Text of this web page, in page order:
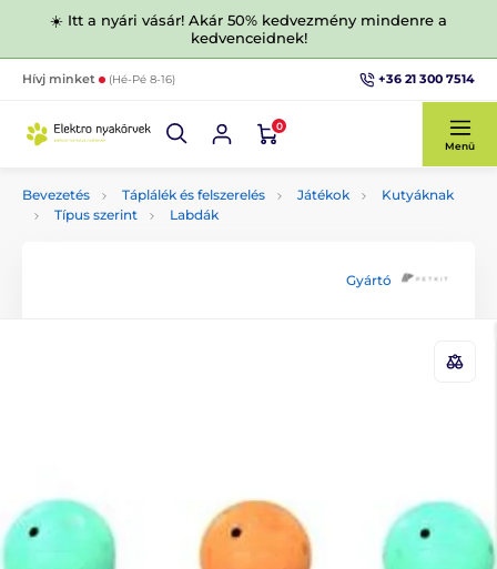
☀️ Itt a nyári vásár! Akár 50% kedvezmény mindenre a
kedvenceidnek!
Hívj minket (Hé-Pé 8-16) +36 21 300 7514
0
Menü
Bevezetés Táplálék és felszerelés Játékok
Kutyáknak
Típus szerint
Labdák
Gyártó